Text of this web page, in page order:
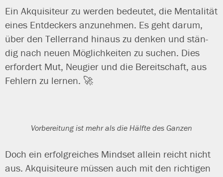
Ein Akquisiteur zu wer­den bedeu­tet, die Mentalität
eines Entdeckers anzu­neh­men. Es geht dar­um,
über den Tellerrand hin­aus zu den­ken und stän­
dig nach neu­en Möglichkeiten zu suchen. Dies
erfor­dert Mut, Neugier und die Bereitschaft, aus
Fehlern zu lernen. 🚀
Vorbereitung ist mehr als die Hälfte des Ganzen
Doch ein erfolg­rei­ches Mindset allein reicht nicht
aus. Akquisiteure müs­sen auch mit den rich­ti­gen